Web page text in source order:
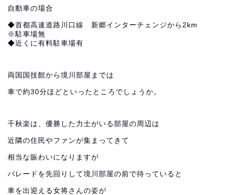
自動車の場合
◆首都高速道路川口線 新郷インターチェンジから2km
※駐車場無
◆近くに有料駐車場有
両国国技館から境川部屋までは
車で約30分ほどといったところでしょうか。
千秋楽は、優勝した力士がいる部屋の周辺は
近隣の住民やファンが集まってきて
相当な賑わいになりますが
パレードを先回りして境川部屋の前で待っていると
車を出迎える女将さんの姿が